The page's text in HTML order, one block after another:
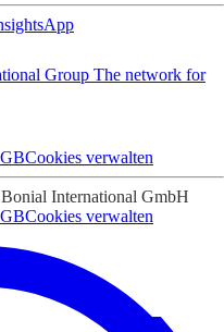
App
Group The network for
Cookies verwalten
International GmbH
Cookies verwalten